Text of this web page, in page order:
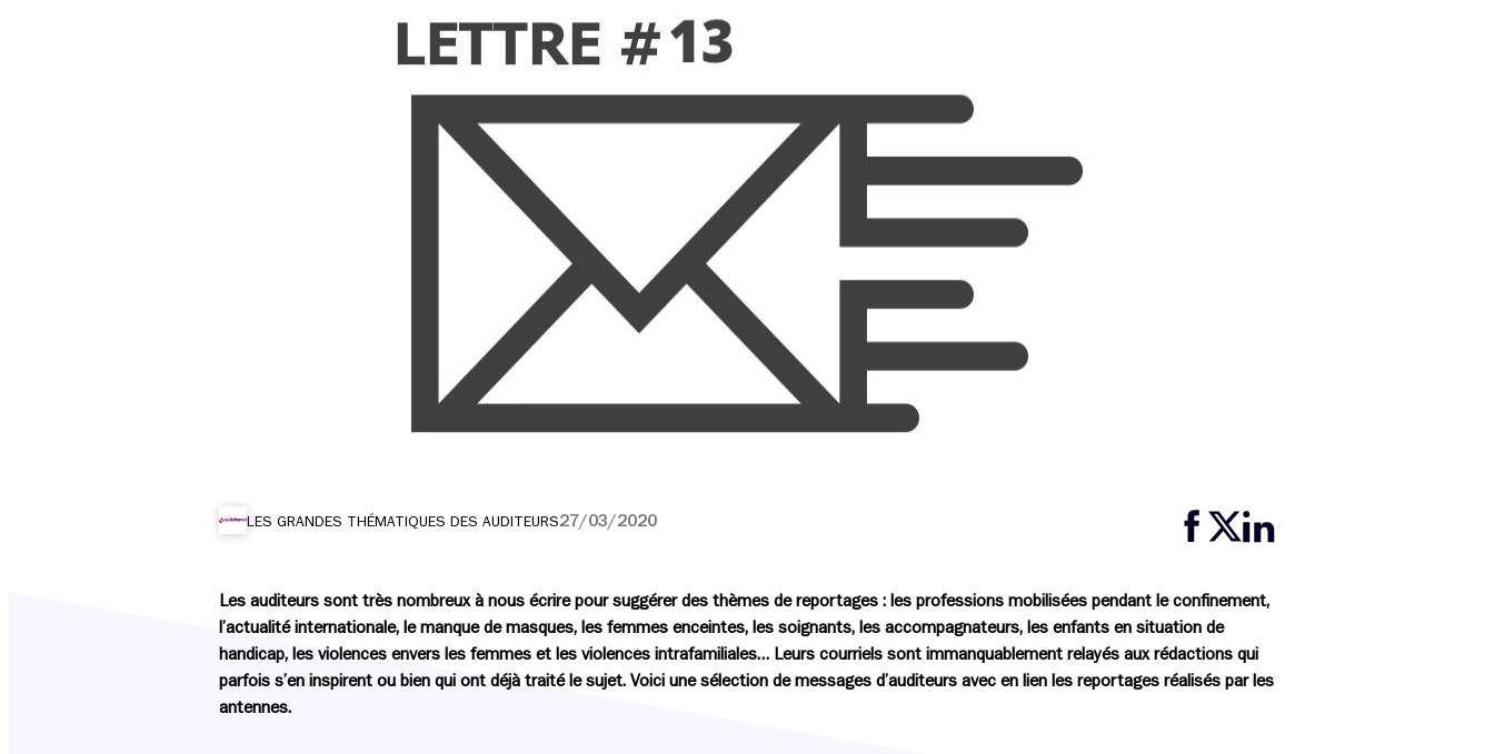
LES GRANDES THÉMATIQUES DES AUDITEURS27/03/2020
Les auditeurs sont très nombreux à nous écrire pour suggérer des thèmes de reportages : les professions mobilisées pendant le confinement,
l’actualité internationale, le manque de masques, les femmes enceintes, les soignants, les accompagnateurs, les enfants en situation de
handicap, les violences envers les femmes et les violences intrafamiliales… Leurs courriels sont immanquablement relayés aux rédactions qui
parfois s’en inspirent ou bien qui ont déjà traité le sujet. Voici une sélection de messages d’auditeurs avec en lien les reportages réalisés par les
antennes.